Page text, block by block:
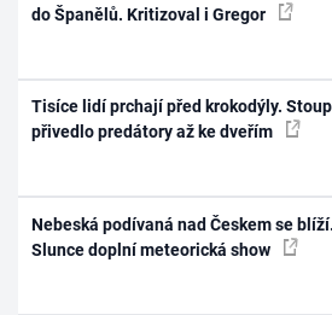
do Španělů. Kritizoval i Gregor
Tisíce lidí prchají před krokodýly.
přivedlo predátory až ke dveřím
Nebeská podívaná nad Českem se
Slunce doplní meteorická show